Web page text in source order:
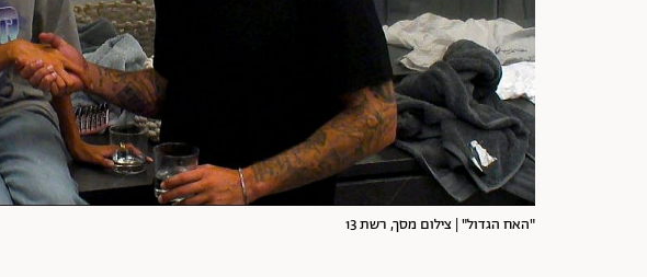
"האח הגדול" | צילום מסך, רשת 13